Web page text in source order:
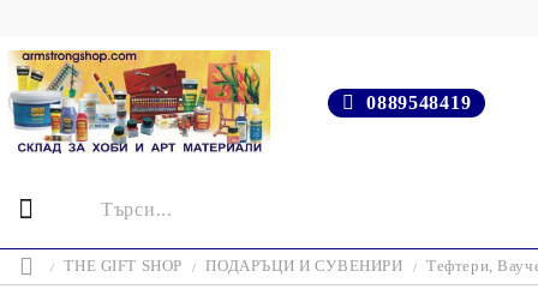
0889548419
THE GIFT SHOP ПОДАРЪЦИ И СУВЕНИРИ Тефтери,